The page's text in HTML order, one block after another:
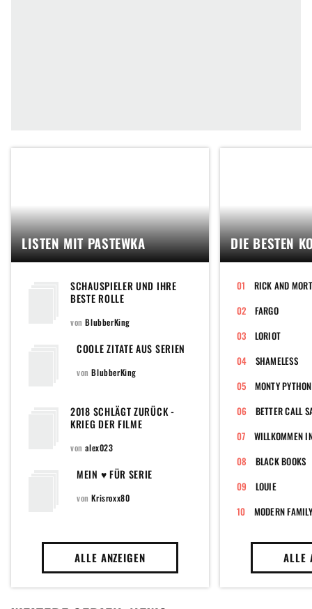
LISTEN MIT PASTEWKA
SCHAUSPIELER UND IHRE
BESTE ROLLE
vonBlubberKing
COOLE ZITATE AUS SERIEN
vonBlubberKing
2018 SCHLÄGT ZURÜCK -
KRIEG DER FILME
vonalex023
MEIN ♥ FÜR SERIE
vonKrisroxx80
ALLE ANZEIGEN
DIE BESTEN
RICK AND
FARGO
LORIOT
SHAMELESS
MONTY
BETTER CALL
WILLKOMMEN
BLACK BOOKS
LOUIE
MODERN FAMILY
ALLE